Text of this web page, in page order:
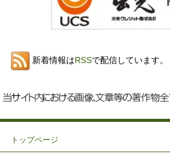
新着情報はRSSで配信しています。
トップページ